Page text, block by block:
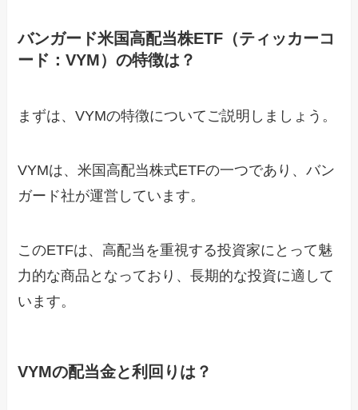
バンガード米国高配当株ETF（ティッカーコ
ード：VYM）の特徴は？
まずは、VYMの特徴についてご説明しましょう。
VYMは、米国高配当株式ETFの一つであり、バン
ガード社が運営しています。
このETFは、高配当を重視する投資家にとって魅
力的な商品となっており、長期的な投資に適して
います。
VYMの配当金と利回りは？